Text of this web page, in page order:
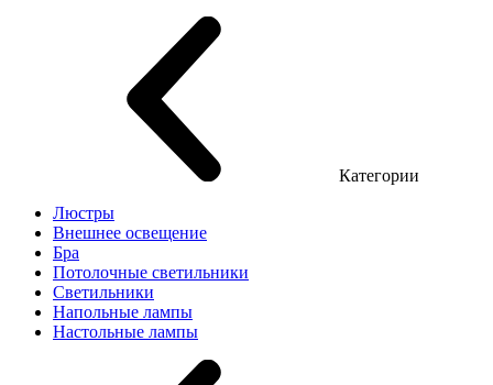
Категории
Люстры
Внешнее освещение
Бра
Потолочные светильники
Светильники
Напольные лампы
Настольные лампы